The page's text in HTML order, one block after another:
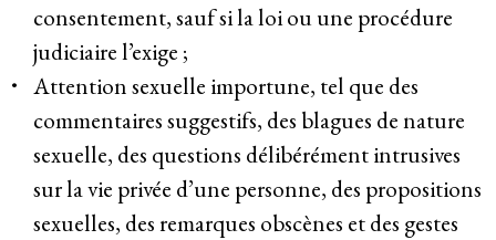
consentement, sauf si la loi ou une procédure
judiciaire l’exige ;
Attention sexuelle importune, tel que des
commentaires suggestifs, des blagues de nature
sexuelle, des questions délibérément intrusives
sur la vie privée d’une personne, des propositions
sexuelles, des remarques obscènes et des gestes